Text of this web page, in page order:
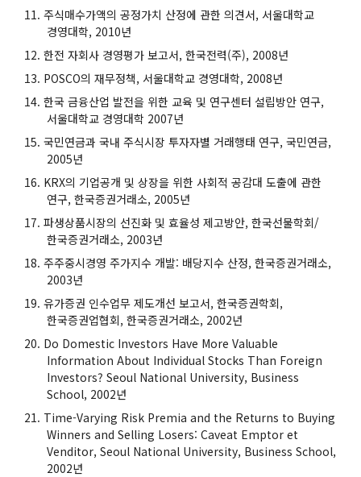
주식매수가액의 공정가치 산정에 관한 의견서, 서울대학교
경영대학, 2010년
한전 자회사 경영평가 보고서, 한국전력(주), 2008년
POSCO의 재무정책, 서울대학교 경영대학, 2008년
한국 금융산업 발전을 위한 교육 및 연구센터 설립방안 연구,
서울대학교 경영대학 2007년
국민연금과 국내 주식시장 투자자별 거래행태 연구, 국민연금,
2005년
KRX의 기업공개 및 상장을 위한 사회적 공감대 도출에 관한
연구, 한국증권거래소, 2005년
파생상품시장의 선진화 및 효율성 제고방안, 한국선물학회/
한국증권거래소, 2003년
주주중시경영 주가지수 개발: 배당지수 산정, 한국증권거래소,
2003년
유가증권 인수업무 제도개선 보고서, 한국증권학회,
한국증권업협회, 한국증권거래소, 2002년
Do Domestic Investors Have More Valuable
Information About Individual Stocks Than Foreign
Investors? Seoul National University, Business
School, 2002년
Time-Varying Risk Premia and the Returns to Buying
Winners and Selling Losers: Caveat Emptor et
Venditor, Seoul National University, Business School,
2002년